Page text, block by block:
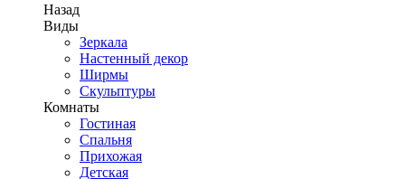
Назад
Виды
Зеркала
Настенный декор
Ширмы
Скульптуры
Комнаты
Гостиная
Спальня
Прихожая
Детская